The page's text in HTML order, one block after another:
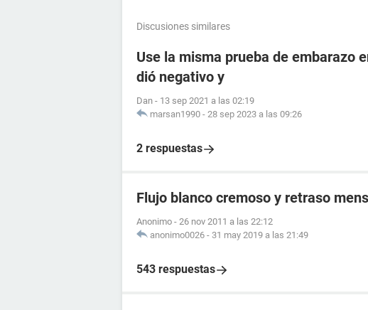
Discusiones similares
Use la misma prueba de embarazo
dió negativo y
Dan - 13 sep 2021 a las 02:19
marsan1990 - 28 sep 2023 a las 09:26
2 respuestas
Flujo blanco cremoso y retraso
Anonimo - 26 nov 2011 a las 22:12
anonimo0026 - 31 may 2019 a las 21:49
543 respuestas